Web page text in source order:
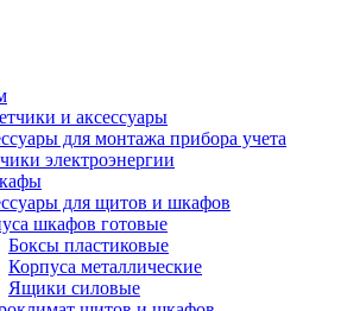
и аксессуары
для монтажа прибора учета
электроэнергии
для щитов и шкафов
шкафов готовые
Боксы пластиковые
Корпуса металлические
Ящики силовые